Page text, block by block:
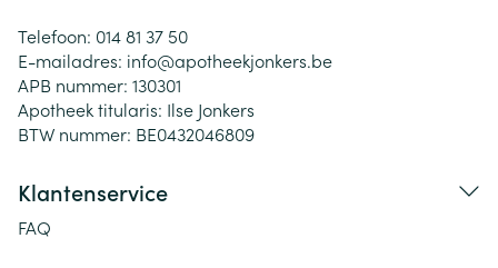
Telefoon: 014 81 37 50
E-mailadres: info@apotheekjonkers.be
APB nummer: 130301
Apotheek titularis: Ilse Jonkers
BTW nummer: BE0432046809
Klantenservice
FAQ